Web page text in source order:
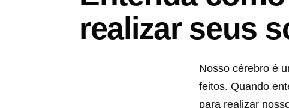
realizar seus
Nosso cérebro é
feitos. Quando
para realizar